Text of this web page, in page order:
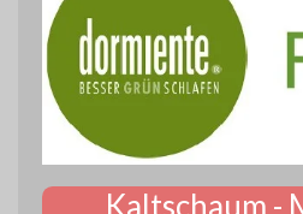
Kaltschaum -